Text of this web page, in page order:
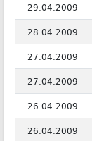
29.04.2009
28.04.2009
27.04.2009
27.04.2009
26.04.2009
26.04.2009